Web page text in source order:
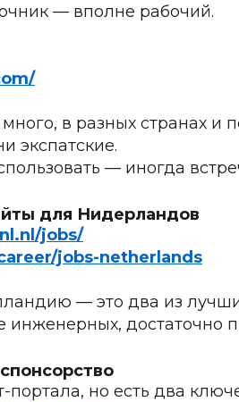
— вполне рабочий.
в разных странах и
экспатские.
— иногда
для Нидерландов
jobs/
jobs-netherlands
— это два из
инженерных, достаточно
портала, но есть два